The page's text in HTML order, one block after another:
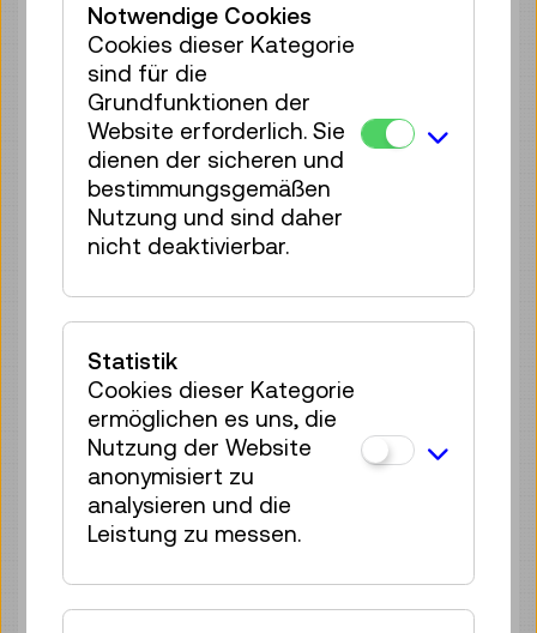
Reservierung Kinderbereich
40 Plätze frei
€ 2,50
Di 11.08. 17:00 – 17:40
Reservierung Kinderbereich
40 Plätze frei
€ 2,50
Mi 12.08. 10:30–11:10
Reservierung Kinderbereich
13 Plätze frei
€ 2,50
Mi 12.08. 11:30–12:10
Reservierung Kinderbereich
40 Plätze frei
€ 2,50
Notwendige Cookies
Cookies dieser Kategorie
sind für die
Grundfunktionen der
Website erforderlich. Sie
dienen der sicheren und
bestimmungsgemäßen
Nutzung und sind daher
nicht deaktivierbar.
Statistik
Cookies dieser Kategorie
ermöglichen es uns, die
Nutzung der Website
anonymisiert zu
analysieren und die
Leistung zu messen.